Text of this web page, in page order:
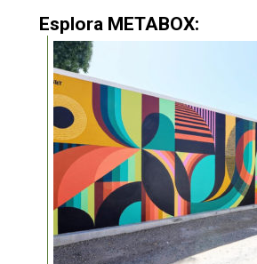
Esplora METABOX: